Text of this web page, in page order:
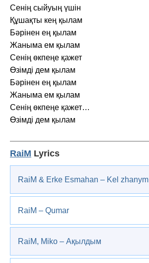
Сенің сыйуың үшін
Құшақты кең қылам
Бәрінен ең қылам
Жаныма ем қылам
Сенің өкпеңе қажет
Өзімді дем қылам
Бәрінен ең қылам
Жаныма ем қылам
Сенің өкпеңе қажет…
Өзімді дем қылам
RaiM Lyrics
RaiM & Erke Esmahan – Kel zhanym
RaiM – Qumar
RaiM, Miko – Ақылдым